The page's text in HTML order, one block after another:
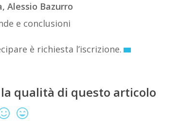
Alessio Bazurro
e conclusioni
è richiesta l’iscrizione.
qualità di questo articolo